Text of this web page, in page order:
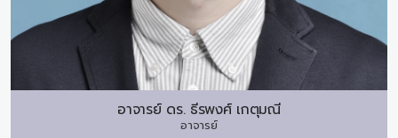
อาจารย์ ดร. ธีรพงศ์ เกตุมณี
อาจารย์